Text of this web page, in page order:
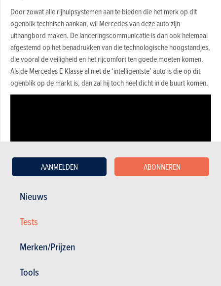
Nieuws
Tests
Merken/Prijzen
Tools
AANMELDEN ABONNEREN
Door zowat alle rijhulpsystemen aan te bieden die het merk op dit
ogenblik technisch aankan, wil Mercedes van deze auto zijn
uithangbord maken. De lanceringscommunicatie is dan ook helemaal
afgestemd op het benadrukken van die technologische hoogstandjes,
die vooral de veiligheid en het rijcomfort ten goede moeten komen.
Als de Mercedes E-Klasse al niet de ‘intelligentste’ auto is die op dit
ogenblik op de markt is, dan zal hij toch heel dicht in de buurt komen.